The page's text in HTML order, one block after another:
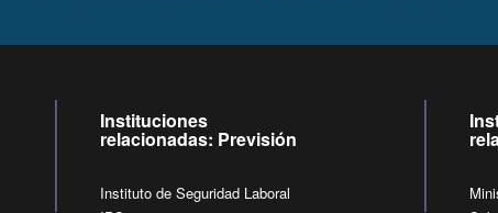
Instituciones
relacionadas: Previsión
Instituto de Seguridad Laboral